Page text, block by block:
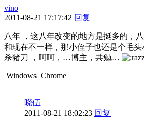
vino
2011-08-21 17:17:42 回复
八年 ，这八年改变的地方是挺多的，
和现在不一样，那小侄子也还是个毛
杀猪刀 ，呵呵，…博主，共勉…
Windows Chrome
晓伍
2011-08-21 18:02:23 回复